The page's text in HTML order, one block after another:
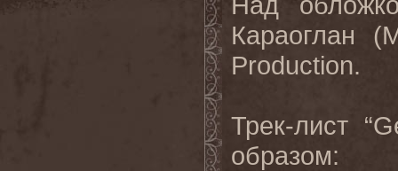
Караоглан (
Production.
Трек-лист
образом: